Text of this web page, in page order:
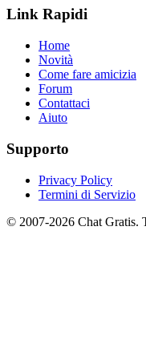
Link Rapidi
Home
Novità
Come fare amicizia
Forum
Contattaci
Aiuto
Supporto
Privacy Policy
Termini di Servizio
© 2007-2026 Chat Gratis.